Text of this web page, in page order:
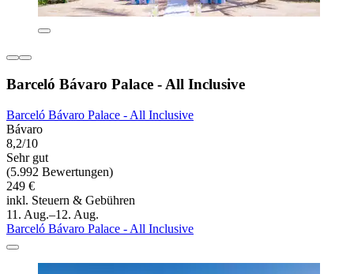
Barceló Bávaro Palace - All Inclusive
Barceló Bávaro Palace - All Inclusive
Bávaro
8,2/10
Sehr gut
(5.992 Bewertungen)
249 €
inkl. Steuern & Gebühren
11. Aug.–12. Aug.
Barceló Bávaro Palace - All Inclusive